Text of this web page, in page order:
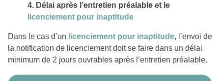
4. Délai après l’entretien préalable et le
licenciement pour inaptitude
Dans le cas d’un licenciement pour inaptitude, l’envoi de
la notification de licenciement doit se faire dans un délai
minimum de 2 jours ouvrables après l’entretien préalable.